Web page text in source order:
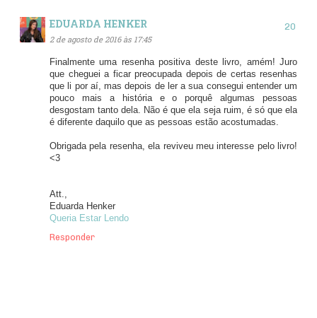
EDUARDA HENKER
2 de agosto de 2016 às 17:45
Finalmente uma resenha positiva deste livro, amém! Juro
que cheguei a ficar preocupada depois de certas resenhas
que li por aí, mas depois de ler a sua consegui entender um
pouco mais a história e o porquê algumas pessoas
desgostam tanto dela. Não é que ela seja ruim, é só que ela
é diferente daquilo que as pessoas estão acostumadas.
Obrigada pela resenha, ela reviveu meu interesse pelo livro!
<3
Att.,
Eduarda Henker
Queria Estar Lendo
Responder